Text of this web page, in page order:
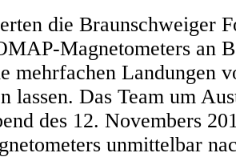
die Braunschweiger
Magnetometers an
mehrfachen Landungen
lassen. Das Team um
des 12. Novembers
unmittelbar